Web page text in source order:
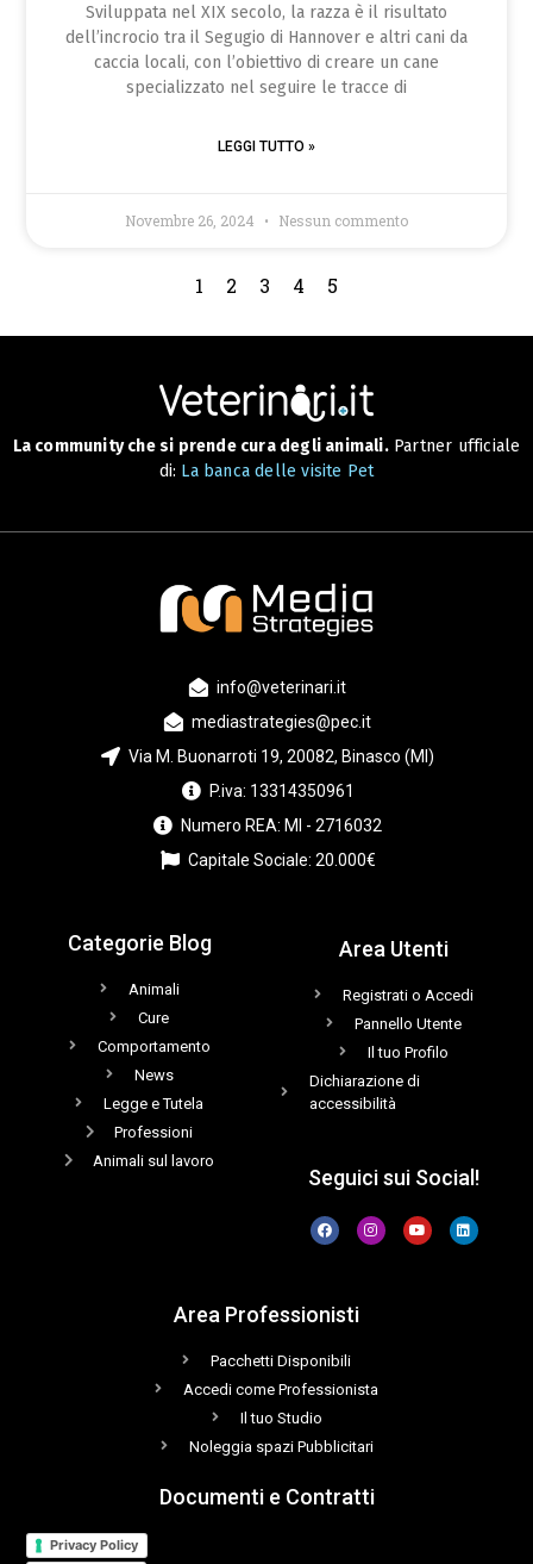
Sviluppata nel XIX secolo, la razza è il risultato
dell’incrocio tra il Segugio di Hannover e altri cani da
caccia locali, con l’obiettivo di creare un cane
specializzato nel seguire le tracce di
LEGGI TUTTO »
Novembre 26, 2024 Nessun commento
1 2 3 4 5
La community che si prende cura degli animali.Partner ufficiale
di: La banca delle visite Pet
info@veterinari.it
mediastrategies@pec.it
Via M. Buonarroti 19, 20082, Binasco (MI)
P.iva: 13314350961
Numero REA: MI - 2716032
Capitale Sociale: 20.000€
Categorie Blog
Animali
Cure
Comportamento
News
Legge e Tutela
Professioni
Animali sul lavoro
Area Utenti
Registrati o Accedi
Pannello Utente
Il tuo Profilo
Dichiarazione di
accessibilità
Seguici sui Social!
Area Professionisti
Pacchetti Disponibili
Accedi come Professionista
Il tuo Studio
Noleggia spazi Pubblicitari
Documenti e Contratti
Privacy Policy